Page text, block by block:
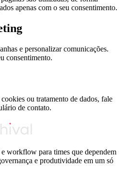
apenas com o seu consentimento.
e personalizar comunicações.
consentimento.
ou tratamento de dados, fale
de contato.
workflow para times que dependem
e produtividade em um só